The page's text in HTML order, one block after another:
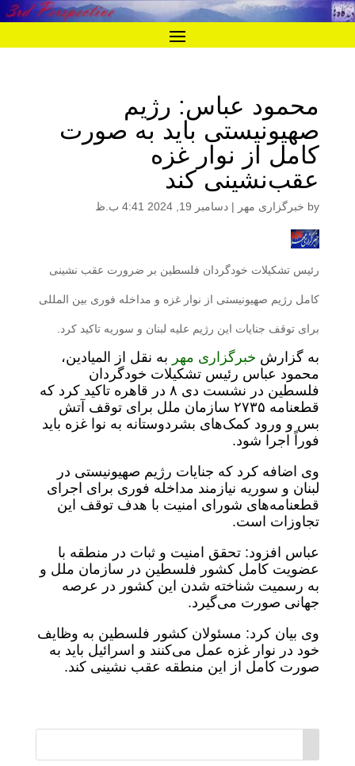
محمود عباس: رژیم
صهیونیستی باید به صورت
کامل از نوار غزه
عقب‌نشینی کند
by خبرگزاری مهر | دسامبر 19, 2024 4:41 ب.ظ
رئیس تشکیلات خودگردان فلسطین بر ضرورت عقب نشینی
کامل رژیم صهیونیستی از نوار غزه و مداخله فوری بین المللی
برای توقف جنایات این رژیم علیه لبنان و سوریه تاکید کرد.
به گزارش خبرگزاری مهر به نقل از المیادین،
محمود عباس رئیس تشکیلات خودگردان
فلسطین در نشست دی ۸ در قاهره تاکید کرد که
قطعنامه ۲۷۳۵ سازمان ملل برای توقف آتش
بس و ورود کمک‌های بشردوستانه به نوا غزه باید
فوراً اجرا شود.
وی اضافه کرد که جنایات رژیم صهیونیستی در
لبنان و سوریه نیازمند مداخله فوری برای اجرای
قطعنامه‌های شورای امنیت با هدف توقف این
تجاوزات است.
عباس افزود: تحقق امنیت و ثبات در منطقه با
عضویت کامل کشور فلسطین در سازمان ملل و
به رسمیت شناخته شدن این کشور در عرصه
جهانی صورت می‌گیرد.
وی بیان کرد: مسئولان کشور فلسطین به وظایف
خود در نوار غزه عمل می‌کنند و اسرائیل باید به
صورت کامل از این منطقه عقب نشینی کند.